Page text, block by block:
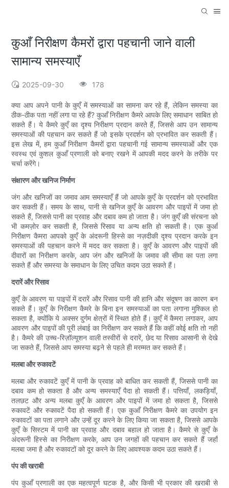
कुआँ निरीक्षण कैमरों द्वारा पहचानी जाने वाली
सामान्य समस्याएँ
2025-09-30 178
क्या आप अपने पानी के कुएँ में समस्याओं का सामना कर रहे हैं, लेकिन समस्या का
ठीक-ठीक पता नहीं लगा पा रहे हैं? कुआँ निरीक्षण कैमरे आपके लिए समाधान साबित हो
सकते हैं। ये कैमरे कुएँ का दृश्य निरीक्षण प्रदान करते हैं, जिससे आप उन सामान्य
समस्याओं की पहचान कर सकते हैं जो इसके प्रदर्शन को प्रभावित कर सकती हैं।
इस लेख में, हम कुआँ निरीक्षण कैमरों द्वारा पहचानी गई सामान्य समस्याओं और एक
स्वस्थ एवं कुशल कुआँ प्रणाली को बनाए रखने में आपकी मदद करने के तरीके पर
चर्चा करेंगे।
संक्षारण और खनिज निर्माण
जंग और खनिजों का जमाव आम समस्याएँ हैं जो आपके कुएँ के प्रदर्शन को प्रभावित
कर सकती हैं। समय के साथ, पानी से खनिज कुएँ के आवरण और पाइपों में जमा हो
सकते हैं, जिससे पानी का प्रवाह और दबाव कम हो जाता है। जंग कुएँ की संरचना को
भी कमज़ोर कर सकती है, जिससे रिसाव या अन्य क्षति हो सकती है। एक कुआँ
निरीक्षण कैमरा आपको कुएँ के अंदरूनी हिस्से का नज़दीकी दृश्य प्रदान करके इन
समस्याओं की पहचान करने में मदद कर सकता है। कुएँ के आवरण और पाइपों की
दीवारों का निरीक्षण करके, आप जंग और खनिजों के जमाव की सीमा का पता लगा
सकते हैं और समस्या के समाधान के लिए उचित कदम उठा सकते हैं।
दरारें और रिसाव
कुएँ के आवरण या पाइपों में दरारें और रिसाव पानी की हानि और संदूषण का कारण बन
सकते हैं। कुएँ के निरीक्षण कैमरे के बिना इन समस्याओं का पता लगाना मुश्किल हो
सकता है, क्योंकि ये अक्सर दुर्गम क्षेत्रों में स्थित होते हैं। कुएँ में कैमरा लगाकर, आप
आवरण और पाइपों की पूरी लंबाई का निरीक्षण कर सकते हैं कि कहीं कोई क्षति तो नहीं
है। कैमरे की उच्च-रिज़ॉल्यूशन वाली तस्वीरों से दरारें, छेद या रिसाव आसानी से देखे
जा सकते हैं, जिससे आप समस्या बढ़ने से पहले ही मरम्मत कर सकते हैं।
मलबा और रुकावटें
मलबा और रुकावटें कुएँ में पानी के प्रवाह को बाधित कर सकती हैं, जिससे पानी का
दबाव कम हो सकता है और अन्य समस्याएँ पैदा हो सकती हैं। पत्तियाँ, लकड़ियाँ,
तलछट और अन्य मलबा कुएँ के आवरण और पाइपों में जमा हो सकता है, जिससे
रुकावटें और रुकावटें पैदा हो सकती हैं। एक कुआँ निरीक्षण कैमरे का उपयोग इन
रुकावटों का पता लगाने और उन्हें दूर करने के लिए किया जा सकता है, जिससे आपके
कुएँ के सिस्टम में पानी का प्रवाह और दबाव बहाल हो जाता है। कैमरे से कुएँ के
अंदरूनी हिस्से का निरीक्षण करके, आप उन जगहों की पहचान कर सकते हैं जहाँ
मलबा जमा है और रुकावटों को दूर करने के लिए आवश्यक कदम उठा सकते हैं।
पंप की खराबी
पंप कुआँ प्रणाली का एक महत्वपूर्ण घटक है, और किसी भी प्रकार की खराबी से